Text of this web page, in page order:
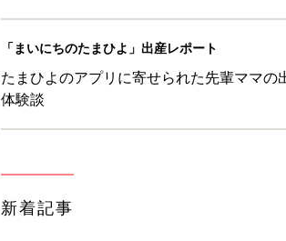
「まいにちのたまひよ」出産レポート
たまひよのアプリに寄せられた先輩ママの
体験談
新着記事